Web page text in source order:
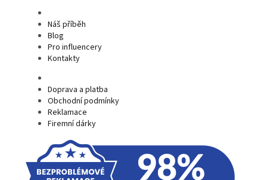
Náš příběh
Blog
Pro influencery
Kontakty
Doprava a platba
Obchodní podmínky
Reklamace
Firemní dárky